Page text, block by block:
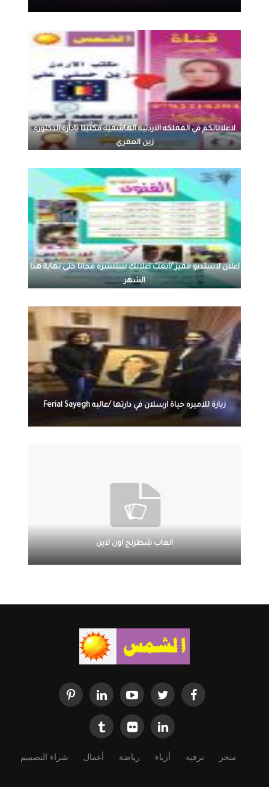
لاعلاناتكم في المملكه الاردنيه الهاشميه مكتبنا بادارة الدكتوره
زين العمري
اعلان لاستديو مميز /ابعث اعلانك سننشره مجانا حتى نهاية هذا
الشهر
زيارة للاميره حياة ارسلان في دارتها /عاليه Ferial Sayegh‎‏
العاب شطرنج اون لاين
متجر ترفيه أزياء رياضة أعمال شراء التصميم